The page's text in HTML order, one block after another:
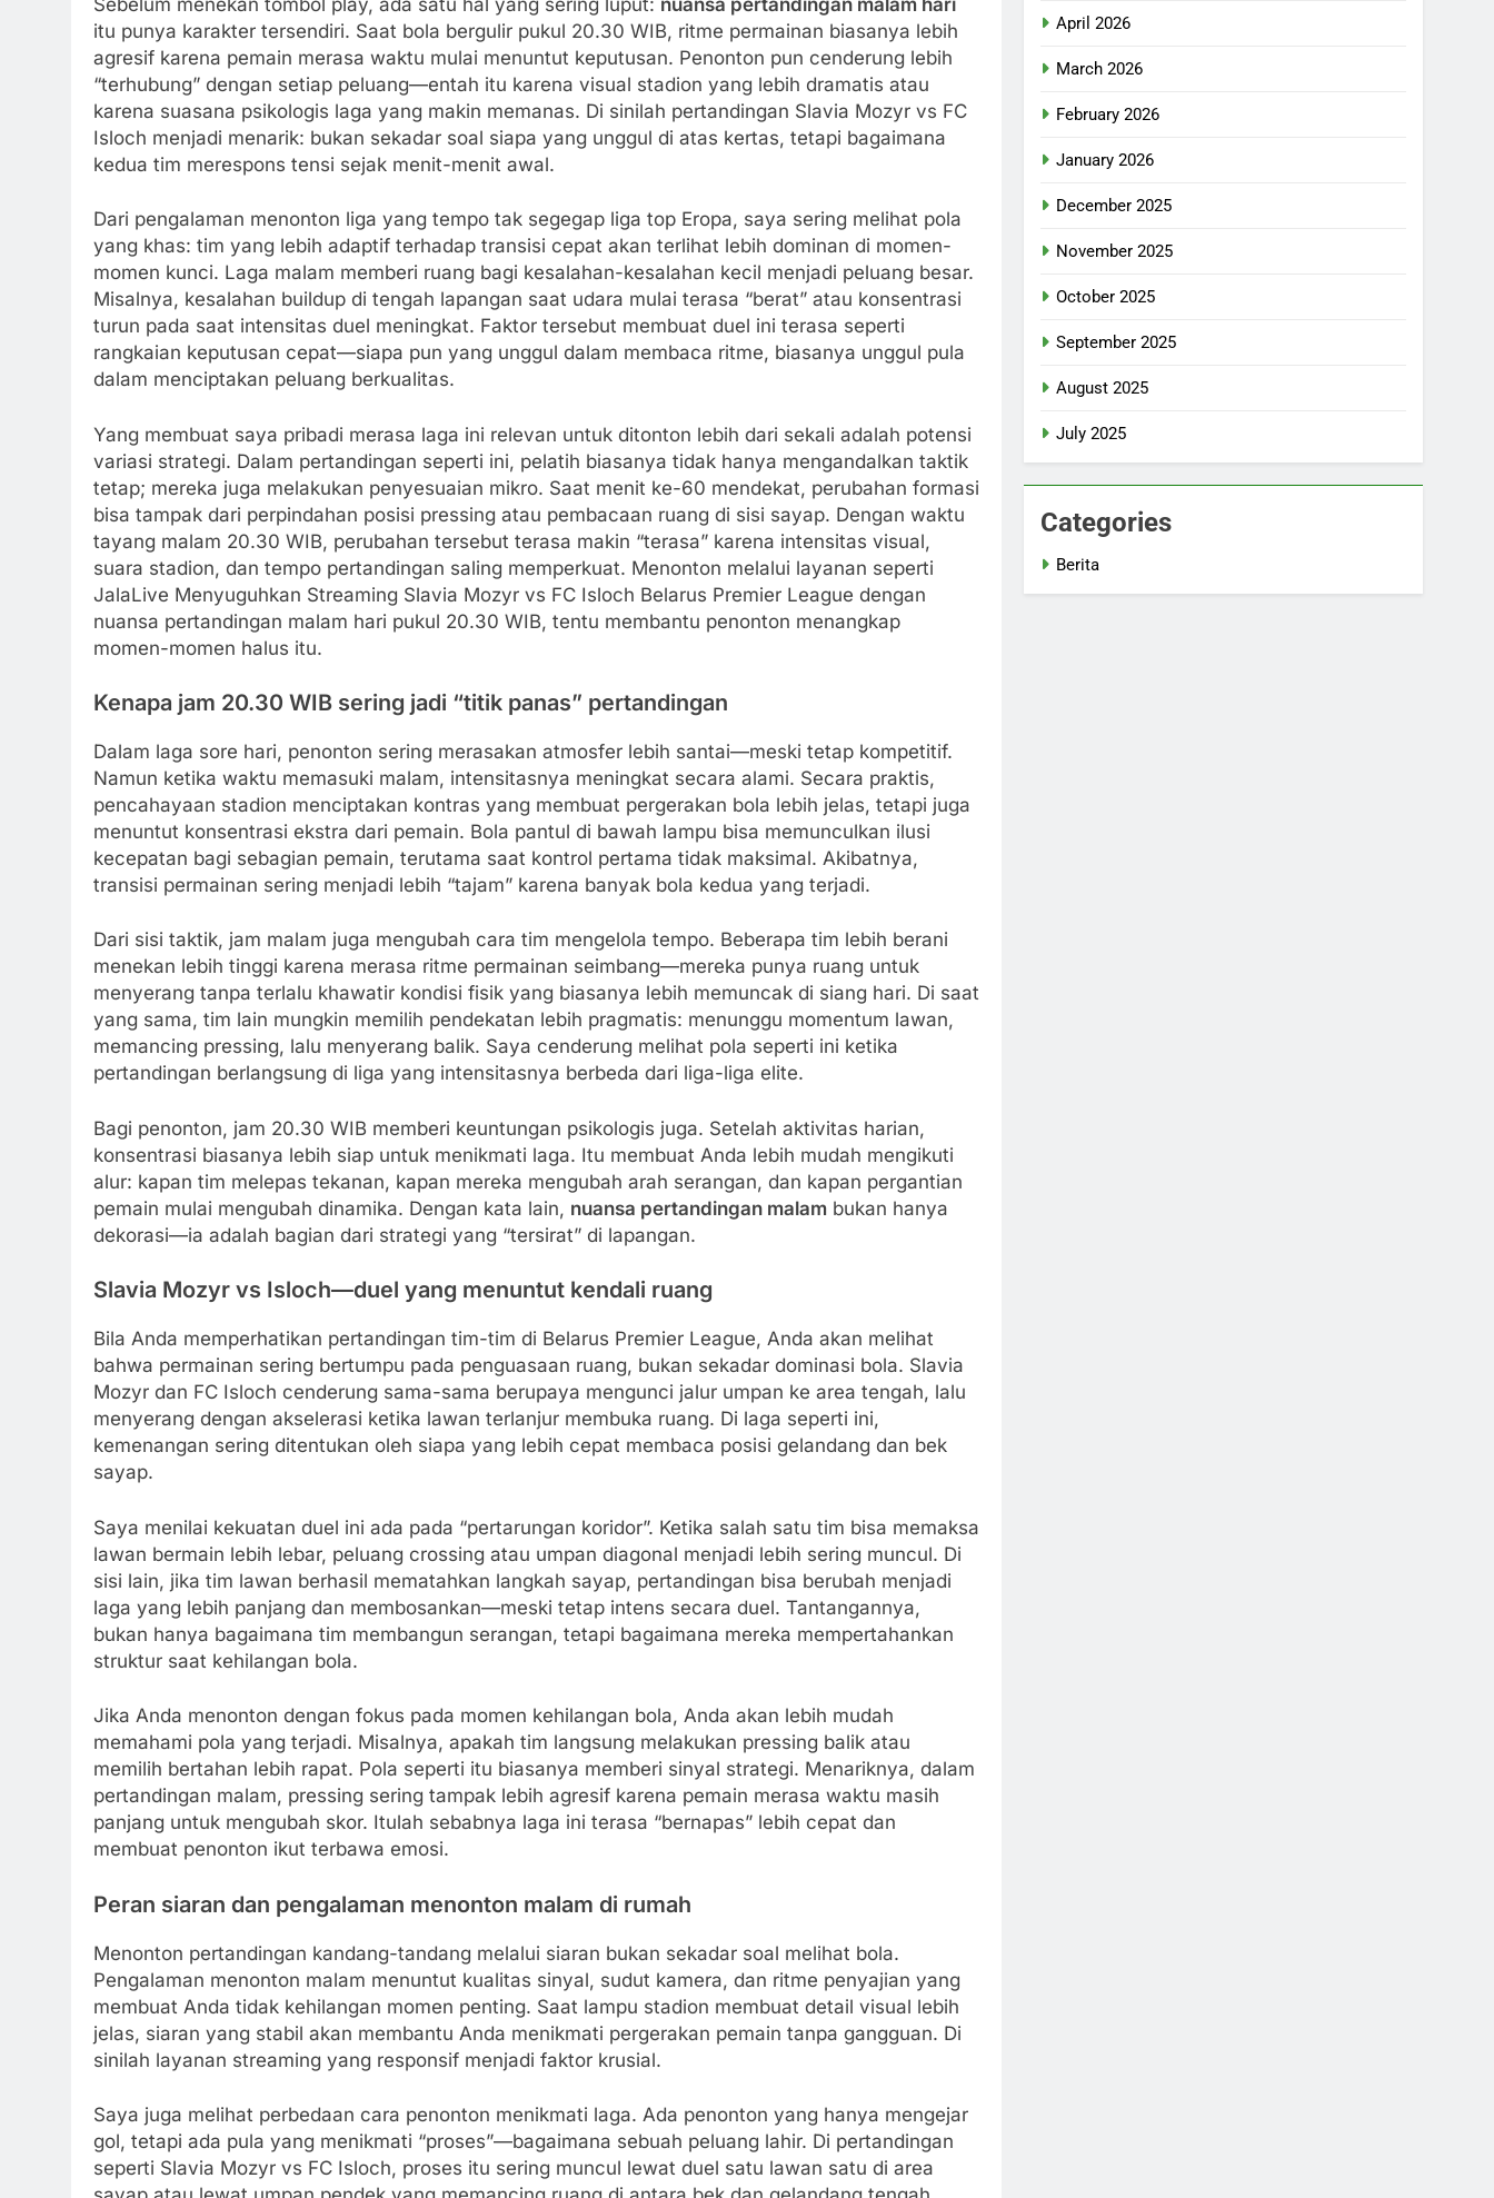
itu punya karakter tersendiri. Saat bola bergulir pukul 20.30 WIB, ritme permainan biasanya lebih
agresif karena pemain merasa waktu mulai menuntut keputusan. Penonton pun cenderung lebih
“terhubung” dengan setiap peluang—entah itu karena visual stadion yang lebih dramatis atau
karena suasana psikologis laga yang makin memanas. Di sinilah pertandingan Slavia Mozyr vs FC
Isloch menjadi menarik: bukan sekadar soal siapa yang unggul di atas kertas, tetapi bagaimana
kedua tim merespons tensi sejak menit-menit awal.
Dari pengalaman menonton liga yang tempo tak segegap liga top Eropa, saya sering melihat pola
yang khas: tim yang lebih adaptif terhadap transisi cepat akan terlihat lebih dominan di momen-
momen kunci. Laga malam memberi ruang bagi kesalahan-kesalahan kecil menjadi peluang besar.
Misalnya, kesalahan buildup di tengah lapangan saat udara mulai terasa “berat” atau konsentrasi
turun pada saat intensitas duel meningkat. Faktor tersebut membuat duel ini terasa seperti
rangkaian keputusan cepat—siapa pun yang unggul dalam membaca ritme, biasanya unggul pula
dalam menciptakan peluang berkualitas.
Yang membuat saya pribadi merasa laga ini relevan untuk ditonton lebih dari sekali adalah potensi
variasi strategi. Dalam pertandingan seperti ini, pelatih biasanya tidak hanya mengandalkan taktik
tetap; mereka juga melakukan penyesuaian mikro. Saat menit ke-60 mendekat, perubahan formasi
bisa tampak dari perpindahan posisi pressing atau pembacaan ruang di sisi sayap. Dengan waktu
tayang malam 20.30 WIB, perubahan tersebut terasa makin “terasa” karena intensitas visual,
suara stadion, dan tempo pertandingan saling memperkuat. Menonton melalui layanan seperti
JalaLive Menyuguhkan Streaming Slavia Mozyr vs FC Isloch Belarus Premier League dengan
nuansa pertandingan malam hari pukul 20.30 WIB, tentu membantu penonton menangkap
momen-momen halus itu.
Kenapa jam 20.30 WIB sering jadi “titik panas” pertandingan
Dalam laga sore hari, penonton sering merasakan atmosfer lebih santai—meski tetap kompetitif.
Namun ketika waktu memasuki malam, intensitasnya meningkat secara alami. Secara praktis,
pencahayaan stadion menciptakan kontras yang membuat pergerakan bola lebih jelas, tetapi juga
menuntut konsentrasi ekstra dari pemain. Bola pantul di bawah lampu bisa memunculkan ilusi
kecepatan bagi sebagian pemain, terutama saat kontrol pertama tidak maksimal. Akibatnya,
transisi permainan sering menjadi lebih “tajam” karena banyak bola kedua yang terjadi.
Dari sisi taktik, jam malam juga mengubah cara tim mengelola tempo. Beberapa tim lebih berani
menekan lebih tinggi karena merasa ritme permainan seimbang—mereka punya ruang untuk
menyerang tanpa terlalu khawatir kondisi fisik yang biasanya lebih memuncak di siang hari. Di saat
yang sama, tim lain mungkin memilih pendekatan lebih pragmatis: menunggu momentum lawan,
memancing pressing, lalu menyerang balik. Saya cenderung melihat pola seperti ini ketika
pertandingan berlangsung di liga yang intensitasnya berbeda dari liga-liga elite.
Bagi penonton, jam 20.30 WIB memberi keuntungan psikologis juga. Setelah aktivitas harian,
konsentrasi biasanya lebih siap untuk menikmati laga. Itu membuat Anda lebih mudah mengikuti
alur: kapan tim melepas tekanan, kapan mereka mengubah arah serangan, dan kapan pergantian
pemain mulai mengubah dinamika. Dengan kata lain, nuansa pertandingan malam bukan hanya
dekorasi—ia adalah bagian dari strategi yang “tersirat” di lapangan.
Slavia Mozyr vs Isloch—duel yang menuntut kendali ruang
Bila Anda memperhatikan pertandingan tim-tim di Belarus Premier League, Anda akan melihat
bahwa permainan sering bertumpu pada penguasaan ruang, bukan sekadar dominasi bola. Slavia
Mozyr dan FC Isloch cenderung sama-sama berupaya mengunci jalur umpan ke area tengah, lalu
menyerang dengan akselerasi ketika lawan terlanjur membuka ruang. Di laga seperti ini,
kemenangan sering ditentukan oleh siapa yang lebih cepat membaca posisi gelandang dan bek
sayap.
Saya menilai kekuatan duel ini ada pada “pertarungan koridor”. Ketika salah satu tim bisa memaksa
lawan bermain lebih lebar, peluang crossing atau umpan diagonal menjadi lebih sering muncul. Di
sisi lain, jika tim lawan berhasil mematahkan langkah sayap, pertandingan bisa berubah menjadi
laga yang lebih panjang dan membosankan—meski tetap intens secara duel. Tantangannya,
bukan hanya bagaimana tim membangun serangan, tetapi bagaimana mereka mempertahankan
struktur saat kehilangan bola.
Jika Anda menonton dengan fokus pada momen kehilangan bola, Anda akan lebih mudah
memahami pola yang terjadi. Misalnya, apakah tim langsung melakukan pressing balik atau
memilih bertahan lebih rapat. Pola seperti itu biasanya memberi sinyal strategi. Menariknya, dalam
pertandingan malam, pressing sering tampak lebih agresif karena pemain merasa waktu masih
panjang untuk mengubah skor. Itulah sebabnya laga ini terasa “bernapas” lebih cepat dan
membuat penonton ikut terbawa emosi.
Peran siaran dan pengalaman menonton malam di rumah
Menonton pertandingan kandang-tandang melalui siaran bukan sekadar soal melihat bola.
Pengalaman menonton malam menuntut kualitas sinyal, sudut kamera, dan ritme penyajian yang
membuat Anda tidak kehilangan momen penting. Saat lampu stadion membuat detail visual lebih
jelas, siaran yang stabil akan membantu Anda menikmati pergerakan pemain tanpa gangguan. Di
sinilah layanan streaming yang responsif menjadi faktor krusial.
Saya juga melihat perbedaan cara penonton menikmati laga. Ada penonton yang hanya mengejar
gol, tetapi ada pula yang menikmati “proses”—bagaimana sebuah peluang lahir. Di pertandingan
seperti Slavia Mozyr vs FC Isloch, proses itu sering muncul lewat duel satu lawan satu di area
April 2026
March 2026
February 2026
January 2026
December 2025
November 2025
October 2025
September 2025
August 2025
July 2025
Categories
Berita